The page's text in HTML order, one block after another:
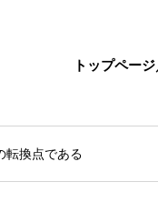
トップページ
転換点である